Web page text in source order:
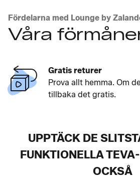
Fördelarna med Lounge by
Våra
Gratis returer
Prova allt hemma. Om
tillbaka det gratis.
UPPTÄCK DE
FUNKTIONELLA
OCKSÅ